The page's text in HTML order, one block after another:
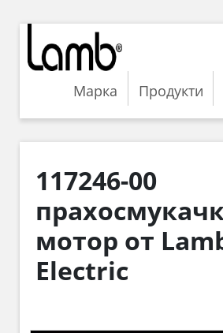
Марка Продукти
117246-00
мотор от
Electric